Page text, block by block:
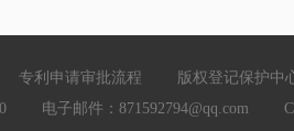
专利申请审批流程 版权登记保护中
电子邮件：871592794@qq.com